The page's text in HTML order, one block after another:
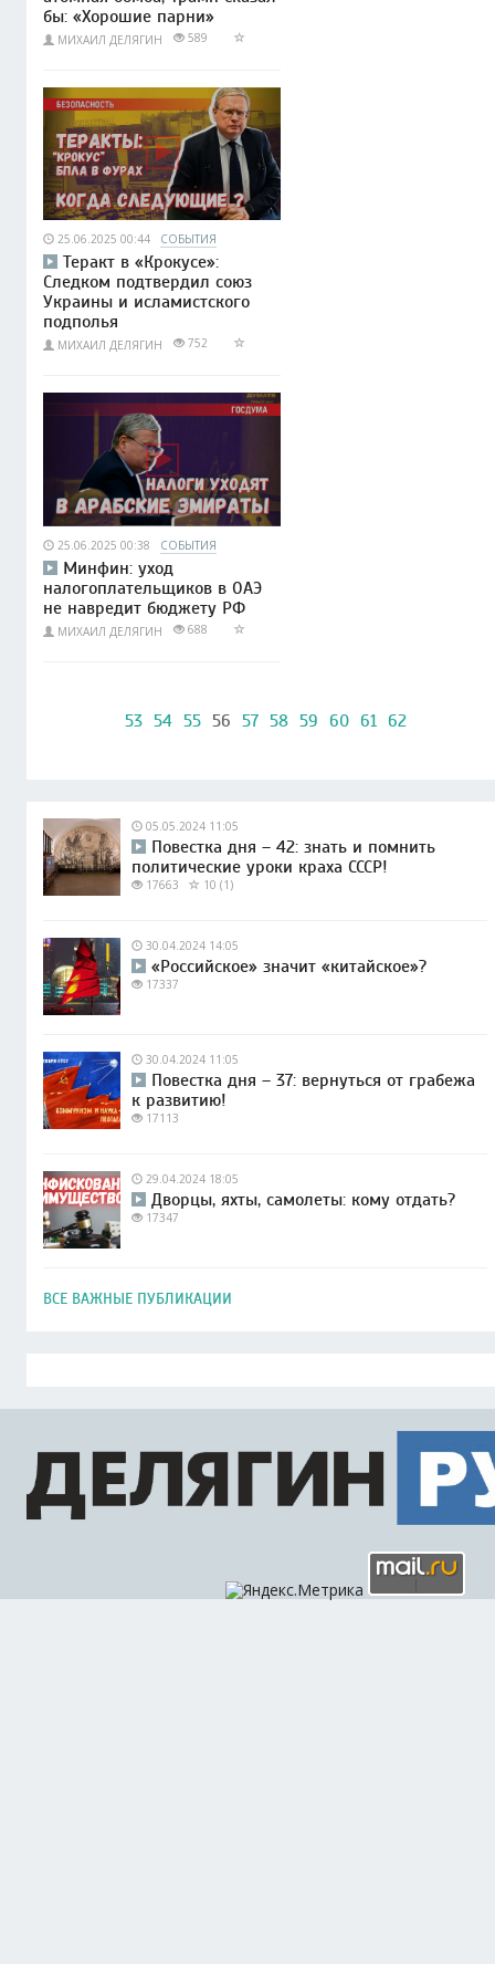
бы: «Хорошие парни»
МИХАИЛ ДЕЛЯГИН 589
25.06.2025 00:44 СОБЫТИЯ
Теракт в «Крокусе»:
Следком подтвердил союз
Украины и исламистского
подполья
МИХАИЛ ДЕЛЯГИН 752
25.06.2025 00:38 СОБЫТИЯ
Минфин: уход
налогоплательщиков в ОАЭ
не навредит бюджету РФ
МИХАИЛ ДЕЛЯГИН 688
53 54 55 56 57 58 59 60 61 62
05.05.2024 11:05
Повестка дня – 42: знать и помнить
политические уроки краха СССР!
17663 10 (1)
30.04.2024 14:05
«Российское» значит «китайское»?
17337
30.04.2024 11:05
Повестка дня – 37: вернуться от грабежа
к развитию!
17113
29.04.2024 18:05
Дворцы, яхты, самолеты: кому отдать?
17347
ВСЕ ВАЖНЫЕ ПУБЛИКАЦИИ